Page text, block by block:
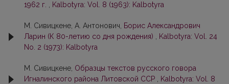
1962 г.
Kalbotyra: Vol. 8 (1963): Kalbotyra
М. Сивицкене, А. Антонович,
Борис Александрович
Ларин (К 80-летию со дня рождения)
Kalbotyra: Vol. 24
No. 2 (1973): Kalbotyra
М. Сивицкене, Образцы тeкcтoв pyccкoгo говора
Игналинского района Литовской CCP
Kalbotyra: Vol. 8